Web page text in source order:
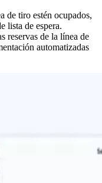
de tiro estén ocupados,
lista de espera.
reservas de la línea de
automatizadas